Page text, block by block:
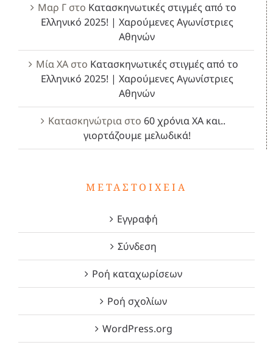
Μαρ Γστο Κατασκηνωτικές στιγμές από το
Ελληνικό 2025! | Χαρούμενες Αγωνίστριες
Αθηνών
Μία ΧΑστο Κατασκηνωτικές στιγμές από το
Ελληνικό 2025! | Χαρούμενες Αγωνίστριες
Αθηνών
Κατασκηνώτρια στο 60 χρόνια ΧΑ και..
γιορτάζουμε μελωδικά!
ΜΕΤΑΣΤΟΙΧΕΊΑ
Εγγραφή
Σύνδεση
Ροή καταχωρίσεων
Ροή σχολίων
WordPress.org